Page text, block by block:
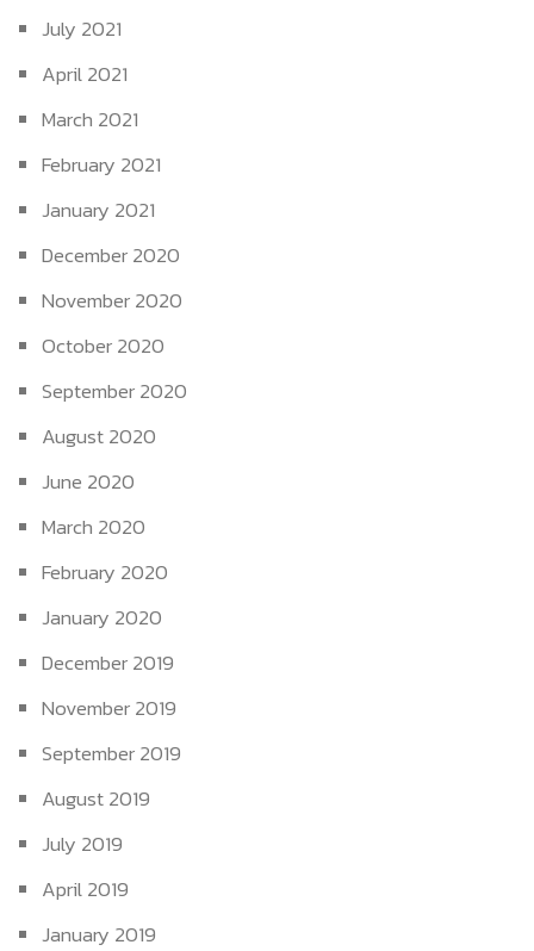
July 2021
April 2021
March 2021
February 2021
January 2021
December 2020
November 2020
October 2020
September 2020
August 2020
June 2020
March 2020
February 2020
January 2020
December 2019
November 2019
September 2019
August 2019
July 2019
April 2019
January 2019